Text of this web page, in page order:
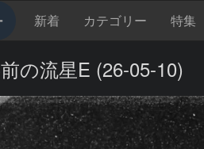
新着 カテゴリー 特集
の流星E (26-05-10)